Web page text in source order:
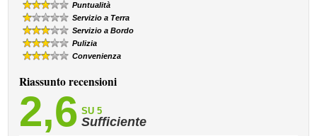
Puntualità
Servizio a Terra
Servizio a Bordo
Pulizia
Convenienza
Riassunto recensioni
2,6 SU 5
Sufficiente